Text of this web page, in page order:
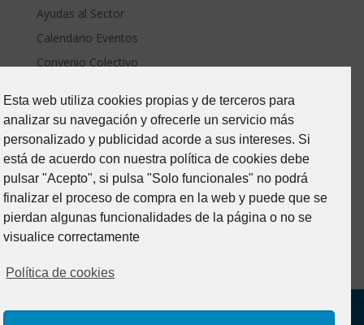
Esta web utiliza cookies propias y de terceros para
analizar su navegación y ofrecerle un servicio más
personalizado y publicidad acorde a sus intereses. Si
está de acuerdo con nuestra política de cookies debe
pulsar "Acepto", si pulsa "Solo funcionales" no podrá
finalizar el proceso de compra en la web y puede que se
pierdan algunas funcionalidades de la página o no se
visualice correctamente
Política de cookies
Ayudas al Sector
Calendario Eventos
Convenio Colectivo
Estado de Alarma-Covid19
Formacion
Junta Directiva
Noticias
Prevención de riesgos
Sin categoría